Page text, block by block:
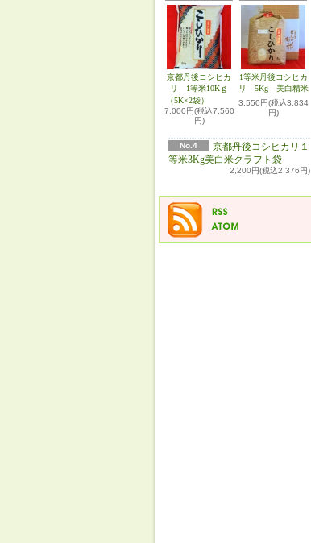
京都丹後コシヒカ
リ 1等米10Kｇ
（5K×2袋）
7,000円(税込7,560
円)
1等米丹後コシヒカ
リ 5Kg 美白精米
3,550円(税込3,834
円)
No.4
京都丹後コシヒカリ１
等米3Kg美白米クラフト袋
2,200円(税込2,376円)